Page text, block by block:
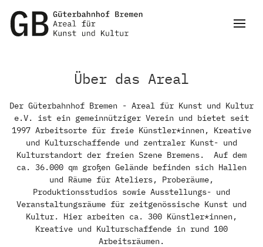
Über das Areal
Der Güterbahnhof Bremen - Areal für Kunst und Kultur
e.V. ist ein gemeinnütziger Verein und bietet seit
1997 Arbeitsorte für freie Künstler*innen, Kreative
und Kulturschaffende und zentraler Kunst- und
Kulturstandort der freien Szene Bremens. Auf dem
ca. 36.000 qm großen Gelände befinden sich Hallen
und Räume für Ateliers, Proberäume,
Produktionsstudios sowie Ausstellungs- und
Veranstaltungsräume für zeitgenössische Kunst und
Kultur. Hier arbeiten ca. 300 Künstler*innen,
Kreative und Kulturschaffende in rund 100
Arbeitsräumen.